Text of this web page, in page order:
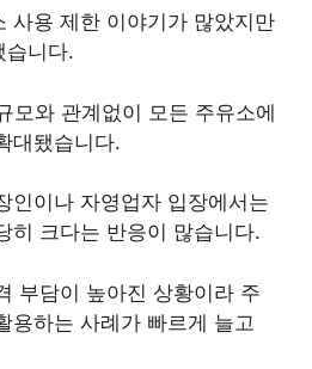
사용 제한 이야기가 많았지만
습니다.
모와 관계없이 모든 주유소에
대됐습니다.
인이나 자영업자 입장에서는
히 크다는 반응이 많습니다.
부담이 높아진 상황이라 주
용하는 사례가 빠르게 늘고